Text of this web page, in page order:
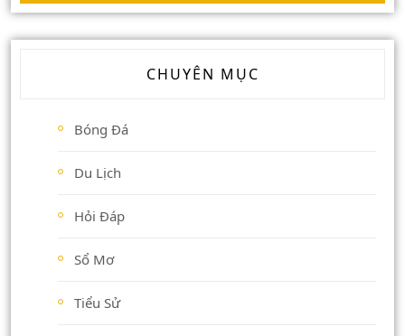
CHUYÊN MỤC
Bóng Đá
Du Lịch
Hỏi Đáp
Sổ Mơ
Tiểu Sử